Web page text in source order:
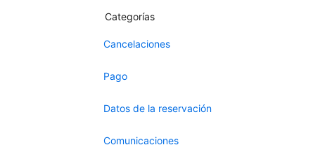
Categorías
Cancelaciones
Pago
Datos de la reservación
Comunicaciones